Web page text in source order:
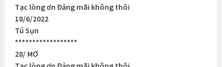
Tạc lòng ơn Đảng mãi không thôi
18/6/2022
Tú Sụn
******************
28/ MƠ